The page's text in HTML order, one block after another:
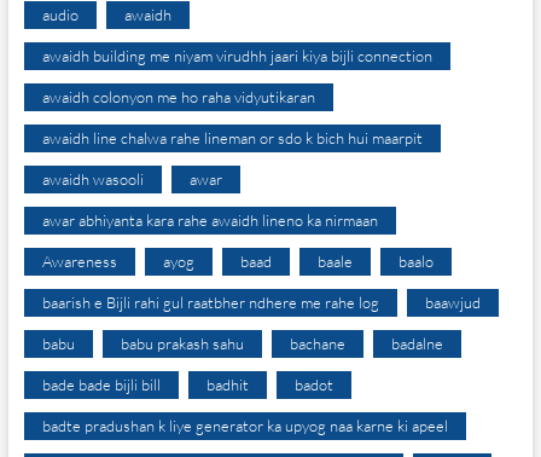
audio awaidh
awaidh building me niyam virudhh jaari kiya bijli connection
awaidh colonyon me ho raha vidyutikaran
awaidh line chalwa rahe lineman or sdo k bich hui maarpit
awaidh wasooli awar
awar abhiyanta kara rahe awaidh lineno ka nirmaan
Awareness ayog baad baale baalo
baarish e Bijli rahi gul raatbher ndhere me rahe log baawjud
babu babu prakash sahu bachane badalne
bade bade bijli bill badhit badot
badte pradushan k liye generator ka upyog naa karne ki apeel